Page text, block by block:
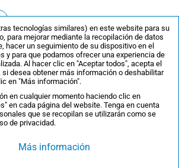
tecnologías similares) en este website para su
para mejorar mediante la recopilación de datos
hacer un seguimiento de su dispositivo en el
y para que podamos ofrecer una experiencia de
Al hacer clic en "Aceptar todos", acepta el
desea obtener más información o deshabilitar
en "Más información".
en cualquier momento haciendo clic en
en cada página del website. Tenga en cuenta
que se recopilan se utilizarán como se
de privacidad.
Más información